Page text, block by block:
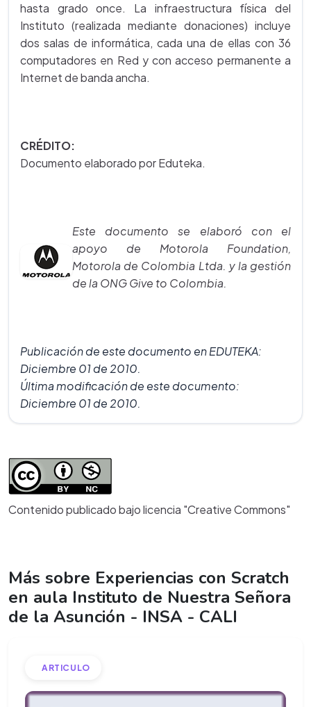
hasta grado once. La infraestructura física del
Instituto (realizada mediante donaciones) incluye
dos salas de informática, cada una de ellas con 36
computadores en Red y con acceso permanente a
Internet de banda ancha.
CRÉDITO:
Documento elaborado por Eduteka.
Este documento se elaboró con el
apoyo de Motorola Foundation,
Motorola de Colombia Ltda. y la gestión
de la ONG Give to Colombia.
Publicación de este documento en EDUTEKA:
Diciembre 01 de 2010.
Última modificación de este documento:
Diciembre 01 de 2010.
Contenido publicado bajo licencia "Creative Commons"
Más sobre Experiencias con Scratch
en aula Instituto de Nuestra Señora
de la Asunción - INSA - CALI
ARTICULO